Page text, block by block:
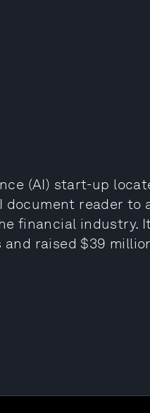
(AI) start-up
document reader to
financial industry.
raised $39